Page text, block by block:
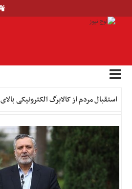
صفحه
اصلی
اقتصادی
ایران
اخبار
استقبال مردم از کالابرگ الکترونیکی بالای ۹۰ درصد بوده است